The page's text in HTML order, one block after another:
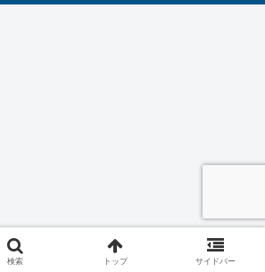
検索 トップ サイドバー